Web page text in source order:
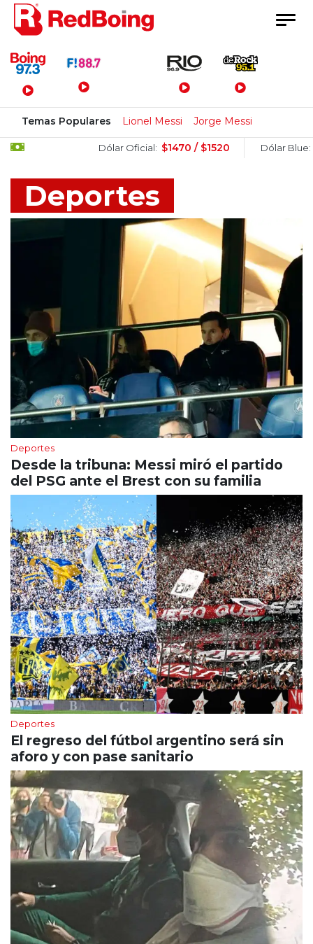
Menú Principal
Temas Populares Lionel Messi Jorge Messi
Dólar Oficial: $1470 / $1520 Dólar Blue: $1505 /
Deportes
Deportes
Desde la tribuna: Messi miró el partido
del PSG ante el Brest con su familia
Deportes
El regreso del fútbol argentino será sin
aforo y con pase sanitario